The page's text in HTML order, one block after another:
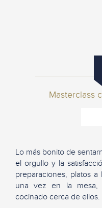
Masterclass
Lo más bonito de
el orgullo y la
preparaciones, platos
una vez en la mesa,
cocinado cerca de ellos.